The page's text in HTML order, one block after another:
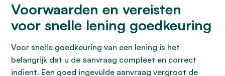
Voorwaarden en vereisten
voor snelle lening goedkeuring
Voor snelle goedkeuring van een lening is het
belangrijk dat u de aanvraag compleet en correct
indient. Een goed ingevulde aanvraag vergroot de